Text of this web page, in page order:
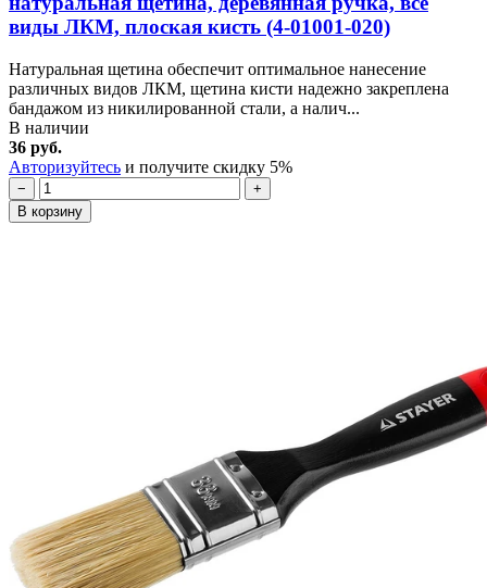
виды ЛКМ, плоская кисть (4-01001-020)
Натуральная щетина обеспечит оптимальное нанесение
различных видов ЛКМ, щетина кисти надежно закреплена
бандажом из никилированной стали, а налич...
В наличии
36 руб.
Авторизуйтесь и получите скидку 5%
−
+
В корзину